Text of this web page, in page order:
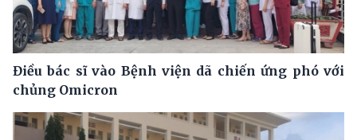
Điều bác sĩ vào Bệnh viện dã chiến ứng phó với
chủng Omicron